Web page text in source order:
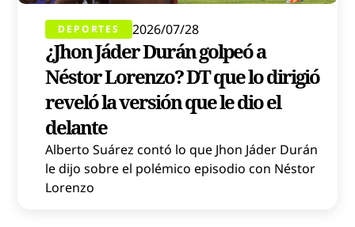
DEPORTES 2026/07/28
¿Jhon Jáder Durán golpeó a
Néstor Lorenzo? DT que lo dirigió
reveló la versión que le dio el
delante
Alberto Suárez contó lo que Jhon Jáder Durán
le dijo sobre el polémico episodio con Néstor
Lorenzo